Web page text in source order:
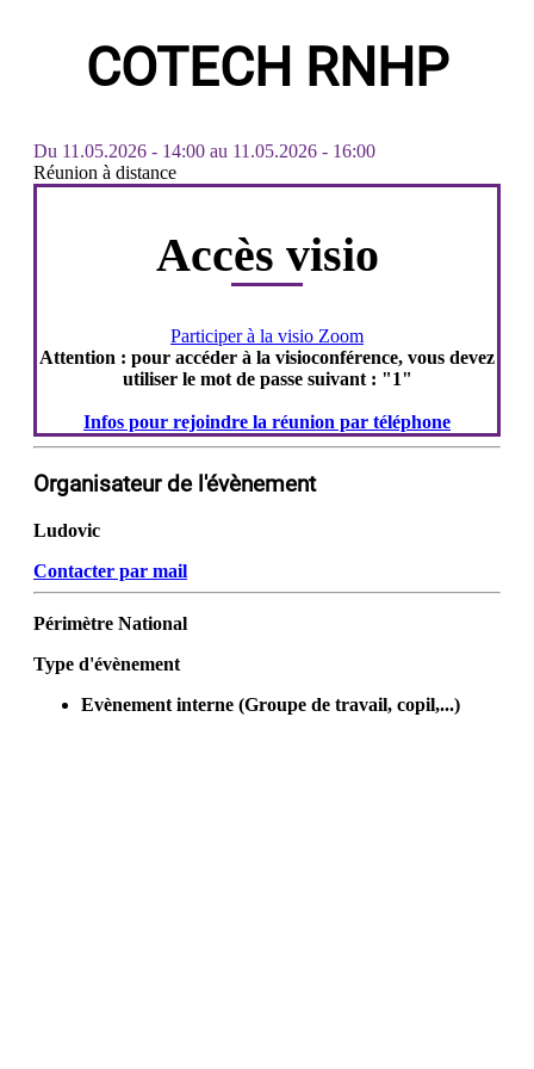
COTECH RNHP
Du 11.05.2026 - 14:00 au 11.05.2026 - 16:00
Réunion à distance
Accès visio
Participer à la visio Zoom
Attention : pour accéder à la visioconférence, vous devez
utiliser le mot de passe suivant : "1"
Infos pour rejoindre la réunion par téléphone
Organisateur de l'évènement
Ludovic
Contacter par mail
Périmètre National
Type d'évènement
Evènement interne (Groupe de travail, copil,...)